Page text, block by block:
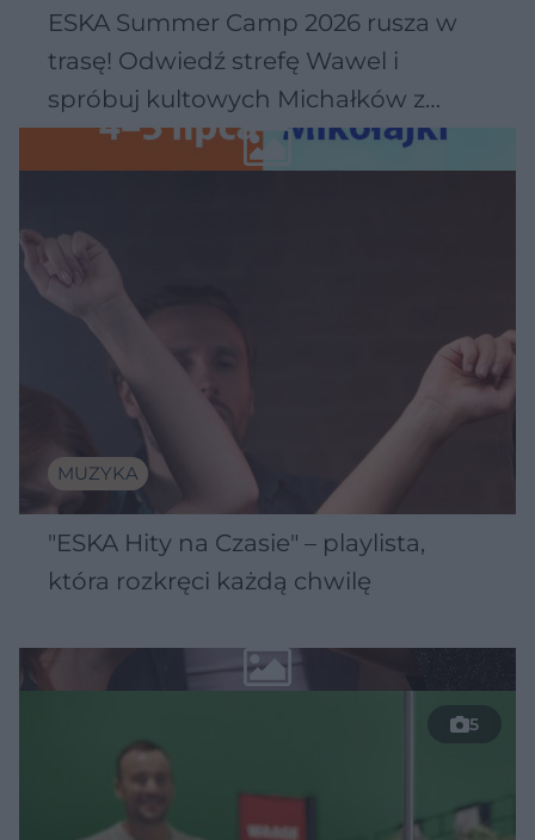
ESKA Summer Camp 2026 rusza w
trasę! Odwiedź strefę Wawel i
spróbuj kultowych Michałków z
Wawelu
MUZYKA
"ESKA Hity na Czasie" – playlista,
która rozkręci każdą chwilę
5